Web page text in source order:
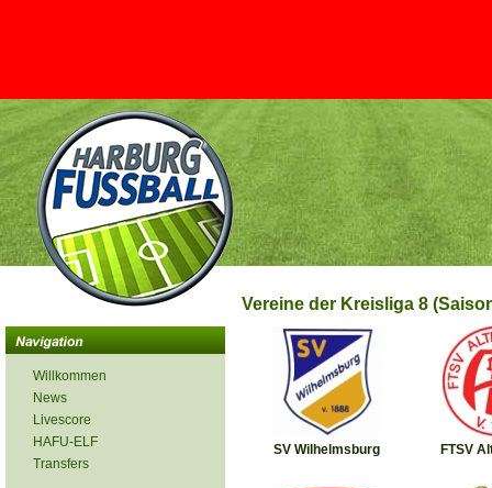
Willkommen
News
Livescore
HAFU-ELF
Transfers
Vereine der Kreisliga 8
SV Wilhelmsburg FTSV